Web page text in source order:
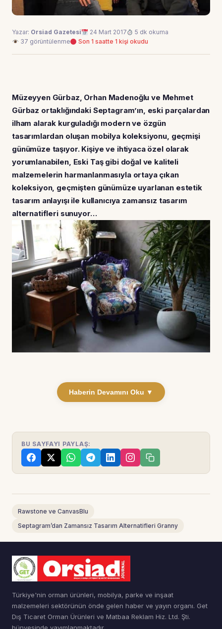
Yazar: Orsiad Gazetesi 24 Mart 2017
5 dk okuma
37 görüntülenme
Son 1 saatte 1 kişi okudu
Müzeyyen Gürbaz, Orhan Madenoğlu ve Mehmet
Gürbaz ortaklığındaki Septagram’ın, eski parçalardan
ilham alarak kurguladığı modern ve özgün
tasarımlardan oluşan mobilya koleksiyonu, geçmişi
günümüze taşıyor. Kişiye ve ihtiyaca özel olarak
yorumlanabilen, Eski Taş gibi doğal ve kaliteli
malzemelerin harmanlanmasıyla ortaya çıkan
koleksiyon, geçmişten günümüze uyarlanan estetik
tasarım anlayışı ile kullanıcıya zamansız tasarım
alternatifleri sunuyor…
Haberin Devamını Oku ▼
BU SAYFAYI PAYLAŞ:
Rawstone ve CanvasBlu
Septagram’dan Zamansız Tasarım Alternatifleri Granny
Türkiye'nin orman ürünleri, mobilya, parke ve inşaat
malzemeleri sektörünün önde gelen haber ve yayın organı. Get
Dış Ticaret Orman Ürünleri ve Matbaa Reklam Hiz. Ltd. Şti.